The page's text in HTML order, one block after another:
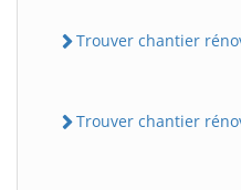
Trouver chantier
Trouver chantier